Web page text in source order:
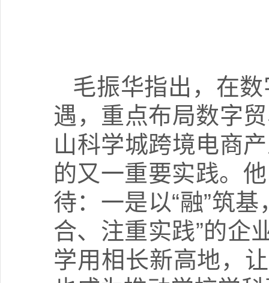
毛振华指出，在
遇，重点布局数字
山科学城跨境电商
的又一重要实践。他
待：一是以“融”筑
合、注重实践”的企
学用相长新高地，